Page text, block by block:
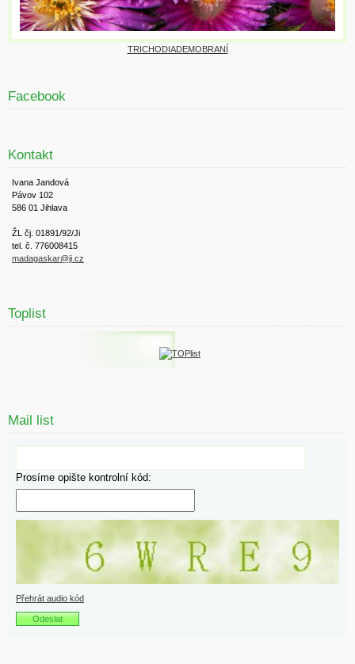
TRICHODIADEMOBRANÍ
Facebook
Kontakt
Ivana Jandová
Pávov 102
586 01 Jihlava
ŽL čj. 01891/92/Ji
tel. č. 776008415
madagaskar@ji.cz
Toplist
Mail list
Prosíme opište kontrolní kód:
Přehrát audio kód